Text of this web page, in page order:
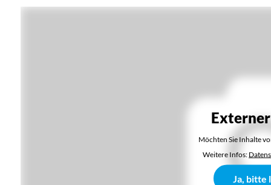
Möchten Sie Inhalte
Weitere Infos:
Ja, bitte